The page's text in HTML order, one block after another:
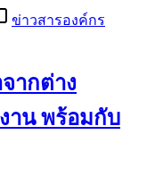
ข่าวสารองค์กร
ากต่าง
าน พร้อมกับ